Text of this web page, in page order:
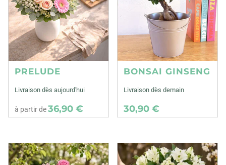
PRELUDE
Livraison dès aujourd'hui
à partir de36,90 €
BONSAI GINSENG
Livraison dès demain
30,90 €